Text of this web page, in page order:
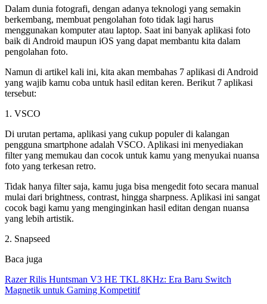
Dalam dunia fotografi, dengan adanya teknologi yang semakin
berkembang, membuat pengolahan foto tidak lagi harus
menggunakan komputer atau laptop. Saat ini banyak aplikasi foto
baik di Android maupun iOS yang dapat membantu kita dalam
pengolahan foto.
Namun di artikel kali ini, kita akan membahas 7 aplikasi di Android
yang wajib kamu coba untuk hasil editan keren. Berikut 7 aplikasi
tersebut:
1. VSCO
Di urutan pertama, aplikasi yang cukup populer di kalangan
pengguna smartphone adalah VSCO. Aplikasi ini menyediakan
filter yang memukau dan cocok untuk kamu yang menyukai nuansa
foto yang terkesan retro.
Tidak hanya filter saja, kamu juga bisa mengedit foto secara manual
mulai dari brightness, contrast, hingga sharpness. Aplikasi ini sangat
cocok bagi kamu yang menginginkan hasil editan dengan nuansa
yang lebih artistik.
2. Snapseed
Baca juga
Razer Rilis Huntsman V3 HE TKL 8KHz: Era Baru Switch
Magnetik untuk Gaming Kompetitif